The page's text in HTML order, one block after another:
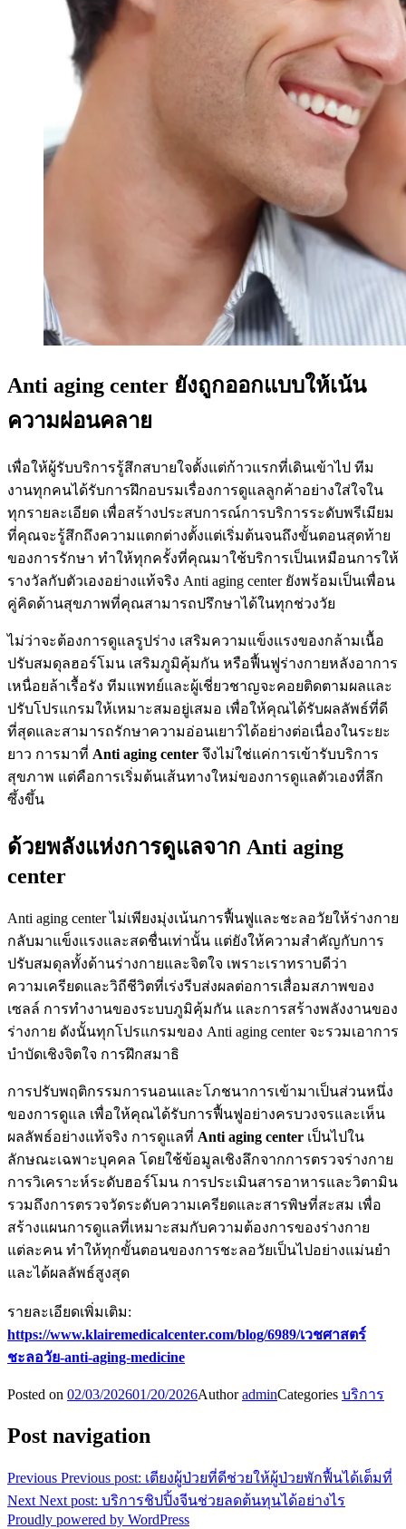
Anti aging center ยังถูกออกแบบให้เน้น
ความผ่อนคลาย
เพื่อให้ผู้รับบริการรู้สึกสบายใจตั้งแต่ก้าวแรกที่เดินเข้าไป ทีม
งานทุกคนได้รับการฝึกอบรมเรื่องการดูแลลูกค้าอย่างใส่ใจใน
ทุกรายละเอียด เพื่อสร้างประสบการณ์การบริการระดับพรีเมียม
ที่คุณจะรู้สึกถึงความแตกต่างตั้งแต่เริ่มต้นจนถึงขั้นตอนสุดท้าย
ของการรักษา ทำให้ทุกครั้งที่คุณมาใช้บริการเป็นเหมือนการให้
รางวัลกับตัวเองอย่างแท้จริง Anti aging center ยังพร้อมเป็นเพื่อน
คู่คิดด้านสุขภาพที่คุณสามารถปรึกษาได้ในทุกช่วงวัย
ไม่ว่าจะต้องการดูแลรูปร่าง เสริมความแข็งแรงของกล้ามเนื้อ
ปรับสมดุลฮอร์โมน เสริมภูมิคุ้มกัน หรือฟื้นฟูร่างกายหลังอาการ
เหนื่อยล้าเรื้อรัง ทีมแพทย์และผู้เชี่ยวชาญจะคอยติดตามผลและ
ปรับโปรแกรมให้เหมาะสมอยู่เสมอ เพื่อให้คุณได้รับผลลัพธ์ที่ดี
ที่สุดและสามารถรักษาความอ่อนเยาว์ได้อย่างต่อเนื่องในระยะ
ยาว การมาที่ Anti aging center จึงไม่ใช่แค่การเข้ารับบริการ
สุขภาพ แต่คือการเริ่มต้นเส้นทางใหม่ของการดูแลตัวเองที่ลึก
ซึ้งขึ้น
ด้วยพลังแห่งการดูแลจาก Anti aging
center
Anti aging center ไม่เพียงมุ่งเน้นการฟื้นฟูและชะลอวัยให้ร่างกาย
กลับมาแข็งแรงและสดชื่นเท่านั้น แต่ยังให้ความสำคัญกับการ
ปรับสมดุลทั้งด้านร่างกายและจิตใจ เพราะเราทราบดีว่า
ความเครียดและวิถีชีวิตที่เร่งรีบส่งผลต่อการเสื่อมสภาพของ
เซลล์ การทำงานของระบบภูมิคุ้มกัน และการสร้างพลังงานของ
ร่างกาย ดังนั้นทุกโปรแกรมของ Anti aging center จะรวมเอาการ
บำบัดเชิงจิตใจ การฝึกสมาธิ
การปรับพฤติกรรมการนอนและโภชนาการเข้ามาเป็นส่วนหนึ่ง
ของการดูแล เพื่อให้คุณได้รับการฟื้นฟูอย่างครบวงจรและเห็น
ผลลัพธ์อย่างแท้จริง การดูแลที่ Anti aging center เป็นไปใน
ลักษณะเฉพาะบุคคล โดยใช้ข้อมูลเชิงลึกจากการตรวจร่างกาย
การวิเคราะห์ระดับฮอร์โมน การประเมินสารอาหารและวิตามิน
รวมถึงการตรวจวัดระดับความเครียดและสารพิษที่สะสม เพื่อ
สร้างแผนการดูแลที่เหมาะสมกับความต้องการของร่างกาย
แต่ละคน ทำให้ทุกขั้นตอนของการชะลอวัยเป็นไปอย่างแม่นยำ
และได้ผลลัพธ์สูงสุด
รายละเอียดเพิ่มเติม:
https://www.klairemedicalcenter.com/blog/6989/เวชศาสตร์
ชะลอวัย-anti-aging-medicine
Posted on 02/03/202601/20/2026AuthoradminCategories บริการ
Post navigation
Previous Previous post: เตียงผู้ป่วยที่ดีช่วยให้ผู้ป่วยพักฟื้นได้เต็มที่
Next Next post: บริการชิปปิ้งจีนช่วยลดต้นทุนได้อย่างไร
Proudly powered by WordPress